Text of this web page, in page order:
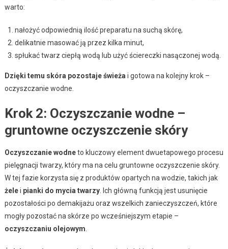
warto:
nałożyć odpowiednią ilość preparatu na suchą skórę,
delikatnie masować ją przez kilka minut,
spłukać twarz ciepłą wodą lub użyć ściereczki nasączonej wodą.
Dzięki temu skóra pozostaje świeża i gotowa na kolejny krok –
oczyszczanie wodne.
Krok 2: Oczyszczanie wodne –
gruntowne oczyszczenie skóry
Oczyszczanie wodneto kluczowy element dwuetapowego procesu
pielęgnacji twarzy, który ma na celu gruntowne oczyszczenie skóry.
W tej fazie korzysta się z produktów opartych na wodzie, takich jak
żelei pianki do mycia twarzy. Ich główną funkcją jest usunięcie
pozostałości po demakijażu oraz wszelkich zanieczyszczeń, które
mogły pozostać na skórze po wcześniejszym etapie –
oczyszczaniu olejowym